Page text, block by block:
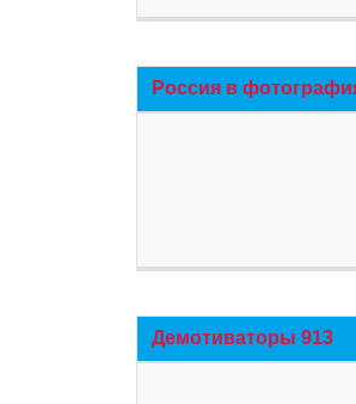
Россия в
Демотиваторы 913